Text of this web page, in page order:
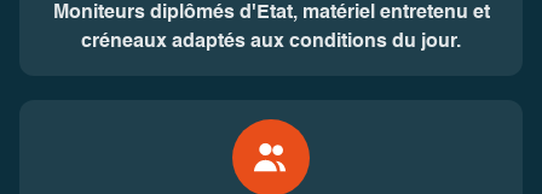
Moniteurs diplômés d'Etat, matériel entretenu et
créneaux adaptés aux conditions du jour.